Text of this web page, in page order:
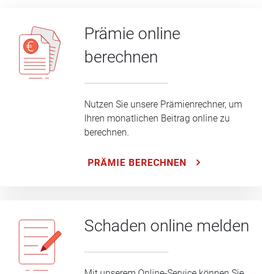
Prämie online
berechnen
Nutzen Sie unsere Prämienrechner, um
Ihren monatlichen Beitrag online zu
berechnen.
PRÄMIE BERECHNEN
Schaden online melden